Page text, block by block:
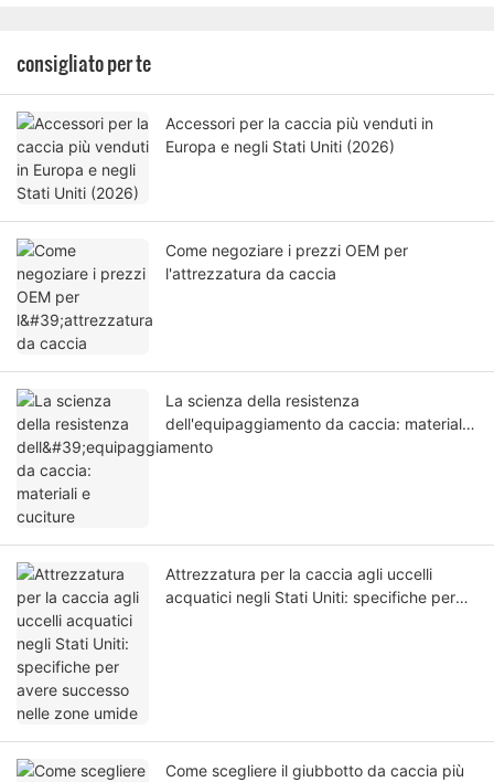
consigliato per te
Accessori per la caccia più venduti in
Europa e negli Stati Uniti (2026)
Come negoziare i prezzi OEM per
l'attrezzatura da caccia
La scienza della resistenza
dell'equipaggiamento da caccia: materiali
e cuciture
Attrezzatura per la caccia agli uccelli
acquatici negli Stati Uniti: specifiche per
Come scegliere il giubbotto da caccia più